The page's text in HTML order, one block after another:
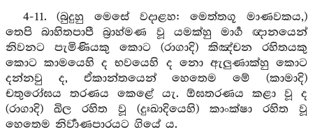
4-11. (බුදුහු මෙසේ වදාළහ: මෙත්තගූ මාණවකය,)
තෙපි බාහිතපාපී බ්‍රාහ්මණ වූ යමක්හු මාර්‍ග ඥානයෙන්
නිවනට පැමිණියකු කොට (රාගාදි) කිඤ්චන රහිතයකු
කොට කාමයෙහි ද භවයෙහි ද නො ඇලුණාක්හු කොට
දන්නවු ද, ඒකාන්තයෙන් හෙතෙම මේ (කාමාදි)
චතුරෝඝය තරණය කෙළේ යැ. ඕඝතරණය කළා වූ ද
(රාගාදි) ඛිල රහිත වූ (දුඃඛාදියෙහි) කාංක්ෂා රහිත වූ
හෙතෙම නිර්‍වාණපාරයට ගියේ ය.